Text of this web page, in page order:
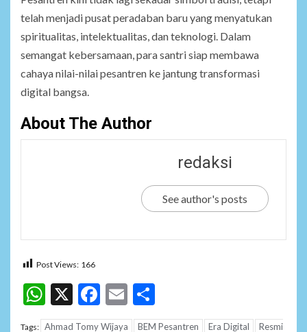
telah menjadi pusat peradaban baru yang menyatukan
spiritualitas, intelektualitas, dan teknologi. Dalam
semangat kebersamaan, para santri siap membawa
cahaya nilai-nilai pesantren ke jantung transformasi
digital bangsa.
About The Author
redaksi
See author's posts
Post Views: 166
WhatsApp
X Facebook
Email
Tags: Ahmad Tomy Wijaya BEM Pesantren Era Digital
Resmi